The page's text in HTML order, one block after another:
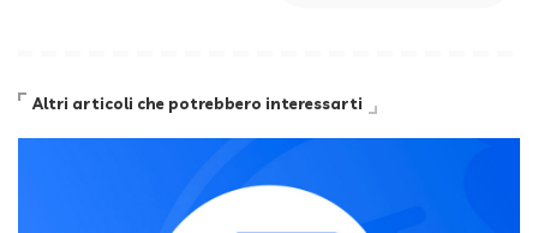
Altri articoli che potrebbero interessarti